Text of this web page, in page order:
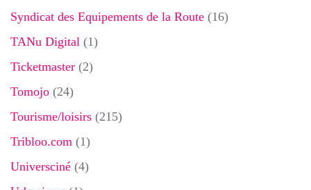
Syndicat des Equipements de la Route (16)
TANu Digital (1)
Ticketmaster (2)
Tomojo (24)
Tourisme/loisirs (215)
Tribloo.com (1)
Universciné (4)